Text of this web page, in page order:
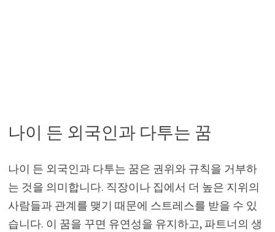
나이 든 외국인과 다투는 꿈
나이 든 외국인과 다투는 꿈은 권위와 규칙을 거부하
는 것을 의미합니다. 직장이나 집에서 더 높은 지위의
사람들과 관계를 맺기 때문에 스트레스를 받을 수 있
습니다. 이 꿈을 꾸면 유연성을 유지하고, 파트너의 생